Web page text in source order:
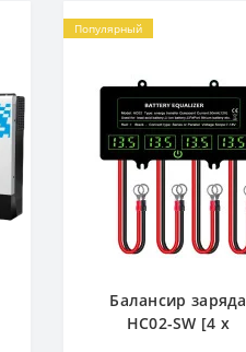
Популярный
Балансир заряда
HC02-SW [4 x